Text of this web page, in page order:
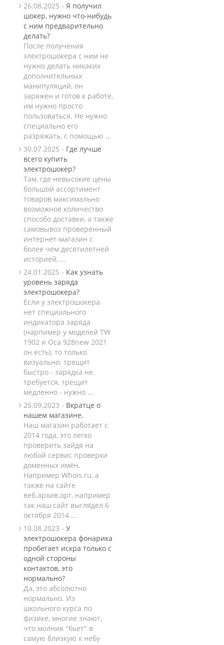
26.08.2025 - Я получил
шокер, нужно что-нибудь
с ним предварительно
делать?
После получения
электрошокера с ним не
нужно делать никаких
дополнительных
манипуляций, он
заряжен и готов к работе,
им нужно просто
пользоваться. Не нужно
специально его
разряжать, с помощью ...
30.07.2025 - Где лучше
всего купить
электрошокер?
Там, где невысокие цены
большой ассортимент
товаров максимально
возможное количество
способо доставки, а также
самовывоз проверенный
интернет-магазин с
более чем десятилетней
историей, ...
24.01.2025 - Как узнать
уровень заряда
электрошокера?
Если у электрошокера
нет специального
индикатора заряда
(нарпимер у моделей TW
1902 и Оса 928new 2021
он есть), то только
визуально: трещит
быстро - зарядка не
требуется, трещит
медленно - нужно ...
25.09.2023 - Вкратце о
нашем магазине.
Наш магазин работает с
2014 года, это легко
проверить зайдя на
любой сервис проверки
доменных имён.
Например Whois.ru, а
также на сайте
веб.архив.орг, например
так наш сайт выглядел 6
октября 2014 ...
10.08.2023 - У
электрошокера фонарика
пробегает искра только с
одной стороны
контактов, это
нормально?
Да, это абсолютно
нормально. Из
школьного курса по
физике, многие знают,
что молния "бьет" в
самую близкую к небу